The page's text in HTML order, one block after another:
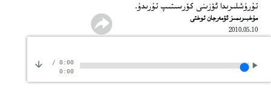
تۇرۇشلىرىدا ئۆزىنى كۆرسىتىپ تۇرىدۇ.
ﻣﯘﺧﺒﯩﺮﯨﻤﯩﺰ ﺋﯚﻣﻪﺭﺟﺎﻥ ﺗﻮﺧﺘﻰ
2010.05.10
0:00
/
0:00